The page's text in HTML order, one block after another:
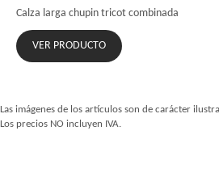
Calza larga chupin tricot combinada
VER PRODUCTO
Las imágenes de los artículos son de carácter
Los precios NO incluyen IVA.